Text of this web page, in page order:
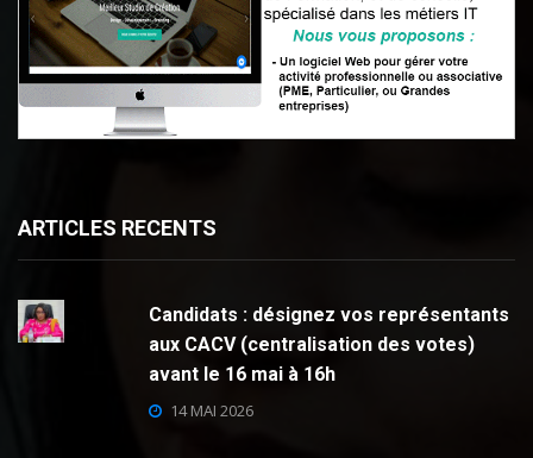
ARTICLES RECENTS
Candidats : désignez vos représentants
aux CACV (centralisation des votes)
avant le 16 mai à 16h
14 MAI 2026